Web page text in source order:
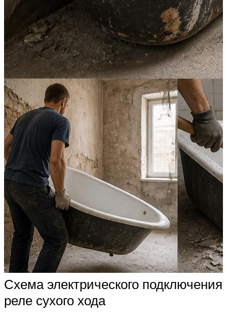
Схема электрического подключения
реле сухого хода